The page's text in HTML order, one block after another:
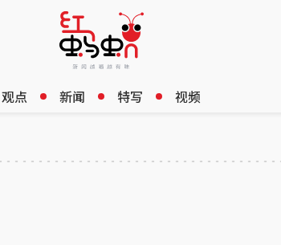
观点 新闻 特写 视频